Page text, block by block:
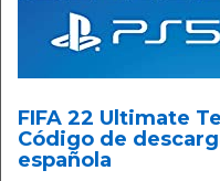
FIFA 22 Ultimate
Código de
española